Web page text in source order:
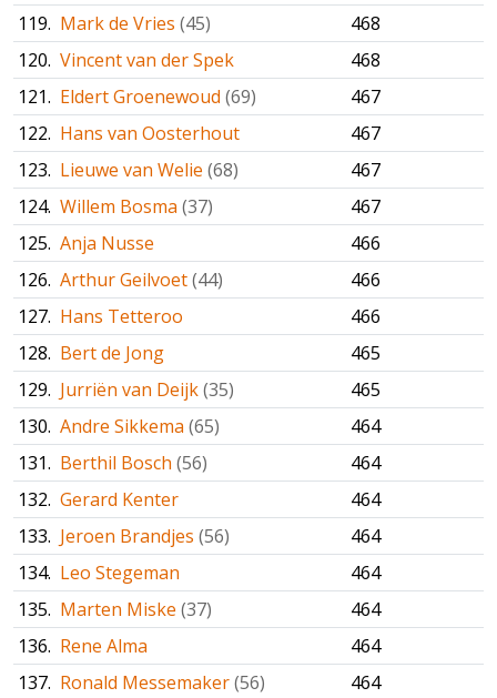
119. Mark de Vries (45)
468
120. Vincent van der Spek
468
121. Eldert Groenewoud (69)
467
122. Hans van Oosterhout
467
123. Lieuwe van Welie (68)
467
124. Willem Bosma (37)
467
125. Anja Nusse
466
126. Arthur Geilvoet(44)
466
127. Hans Tetteroo
466
128. Bert de Jong
465
129. Jurriën van Deijk(35)
465
130. Andre Sikkema (65)
464
131. Berthil Bosch (56)
464
132. Gerard Kenter
464
133. Jeroen Brandjes (56)
464
134. Leo Stegeman
464
135. Marten Miske (37)
464
136. Rene Alma
464
137. Ronald Messemaker(56)
464